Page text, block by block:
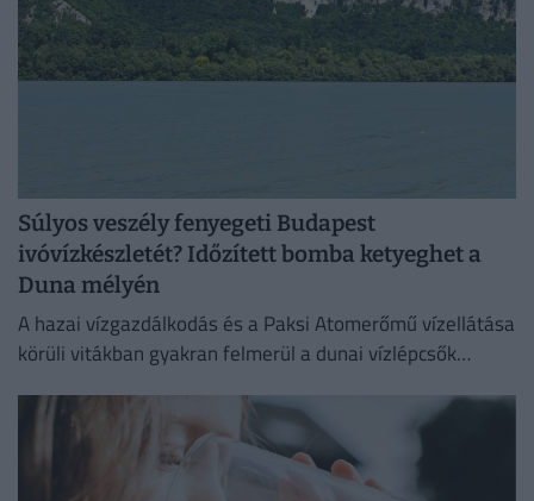
Súlyos veszély fenyegeti Budapest
ivóvízkészletét? Időzített bomba ketyeghet a
Duna mélyén
A hazai vízgazdálkodás és a Paksi Atomerőmű vízellátása
körüli vitákban gyakran felmerül a dunai vízlépcsők
évszázados,...